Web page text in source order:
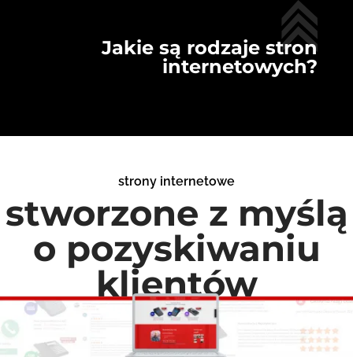
Jakie są rodzaje stron
internetowych?
strony internetowe
stworzone z myślą
o pozyskiwaniu
klientów